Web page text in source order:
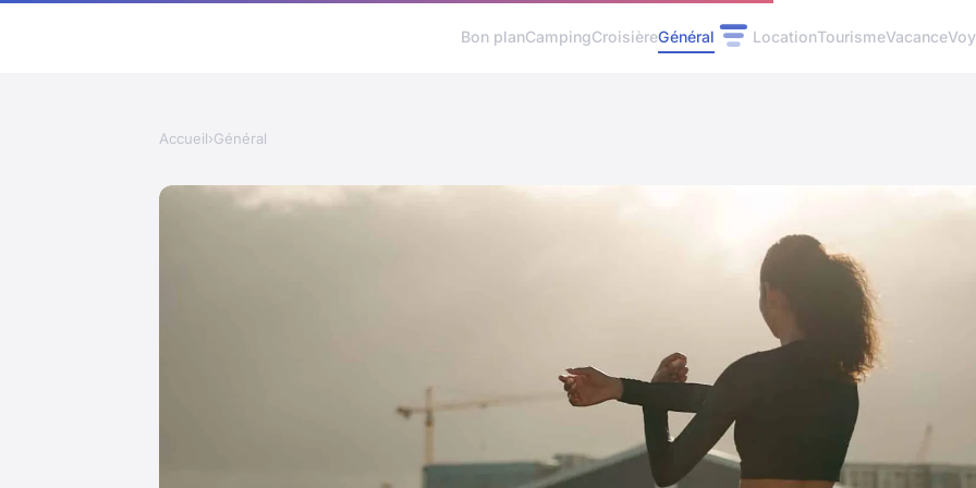
Bon planCampingCroisièreGénéral LocationTourismeVacance
Accueil›Général